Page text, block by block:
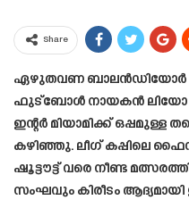
Share
ഏഴുതവണ ബാലൻഡിയോർ
ഫുട്ബോൾ നായകൻ ലിയോ
ഇന്റർ മിയാമിക്ക് ഒപ്പമുള്ള
കഴിഞ്ഞു. ലീഗ് കപ്പിലെ
ഷൂട്ടൗട്ട് വരെ നീണ്ട
സംഘവും കിരീടം